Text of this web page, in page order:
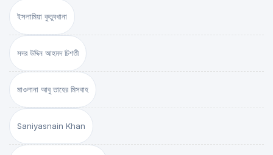
ইসলামিয়া কুতুবখানা
সদর উদ্দিন আহমদ চিশতী
মাওলানা আবু তাহের মিসবাহ
Saniyasnain Khan